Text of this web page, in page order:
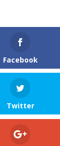
Facebook
Twitter